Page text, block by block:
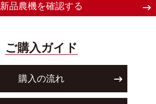
新品農機を確認する
ご購入ガイド
購入の流れ